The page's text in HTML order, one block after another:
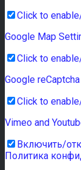
Click to
Google Map
Click to
Google
Click to
Vimeo and
Включить/
Политика